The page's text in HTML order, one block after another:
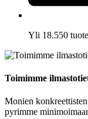
Yli 18.550
Toimimme
Monien
pyrimme